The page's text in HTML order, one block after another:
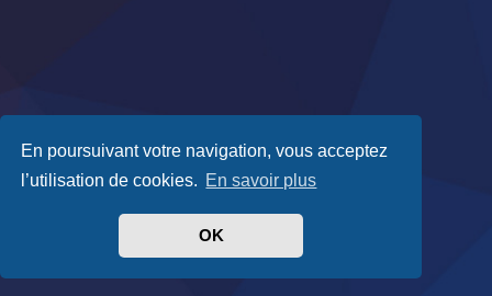
En poursuivant votre navigation, vous acceptez
l’utilisation de cookies. En savoir plus
OK